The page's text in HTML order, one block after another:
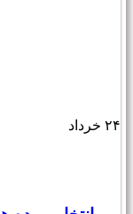
۲۴ خرداد